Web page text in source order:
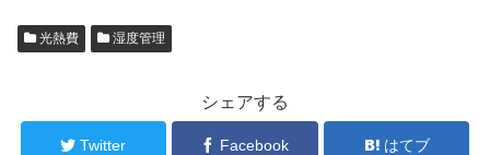
光熱費 湿度管理
シェアする
Twitter Facebook はてブ